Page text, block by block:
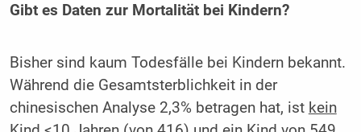
Gibt es Daten zur Mortalität bei Kindern?
Bisher sind kaum Todesfälle bei Kindern bekannt.
Während die Gesamtsterblichkeit in der
chinesischen Analyse 2,3% betragen hat, ist kein